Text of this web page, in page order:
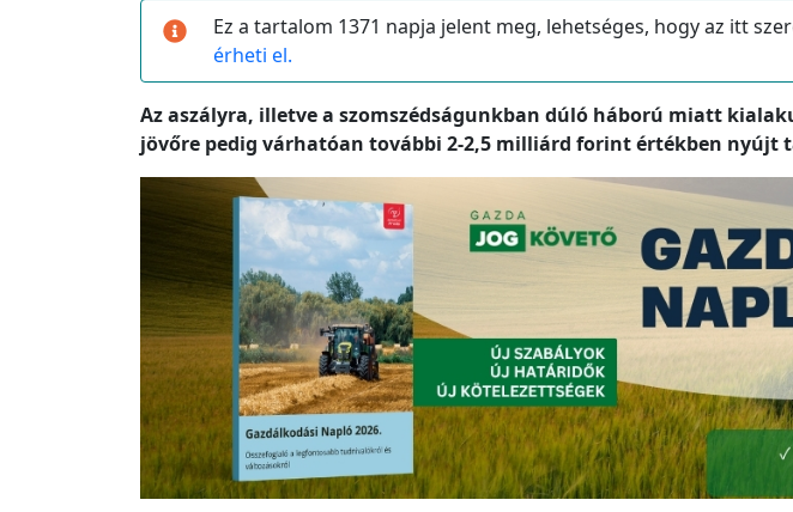
Ez a tartalom 1371 napja jelent meg, lehetséges, hogy az itt
érheti el.
Az aszályra, illetve a szomszédságunkban dúló háború miatt
jövőre pedig várhatóan további 2-2,5 milliárd forint értékben nyújt